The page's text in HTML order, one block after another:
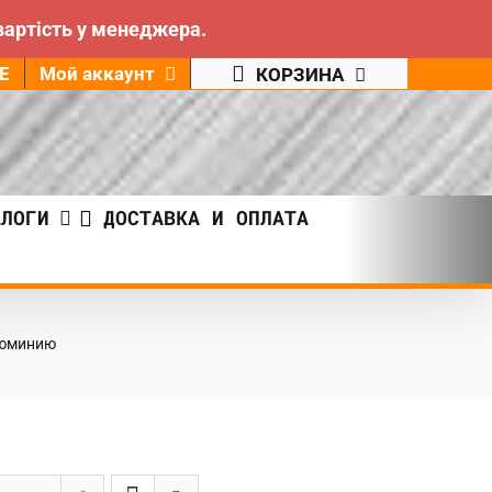
у менеджера.
Мой аккаунт КОРЗИНА
ДОСТАВКА И ОПЛАТА